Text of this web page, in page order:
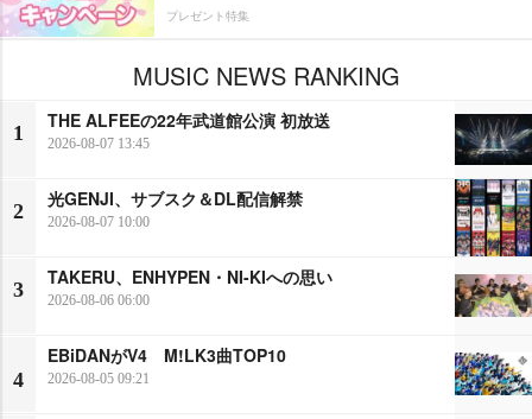
プレゼント特集
MUSIC NEWS RANKING
1
THE ALFEEの22年武道館公演 初放送
2026-08-07 13:45
2
光GENJI、サブスク＆DL配信解禁
2026-08-07 10:00
3
TAKERU、ENHYPEN・NI-KIへの思い
2026-08-06 06:00
4
EBiDANがV4 M!LK3曲TOP10
2026-08-05 09:21